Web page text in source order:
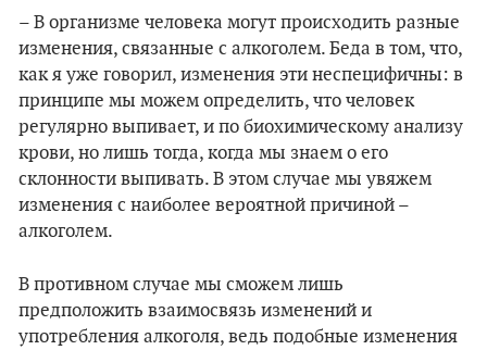
– В организме человека могут происходить разные
изменения, связанные с алкоголем. Беда в том, что,
как я уже говорил, изменения эти неспецифичны: в
принципе мы можем определить, что человек
регулярно выпивает, и по биохимическому анализу
крови, но лишь тогда, когда мы знаем о его
склонности выпивать. В этом случае мы увяжем
изменения с наиболее вероятной причиной –
алкоголем.
В противном случае мы сможем лишь
предположить взаимосвязь изменений и
употребления алкоголя, ведь подобные изменения